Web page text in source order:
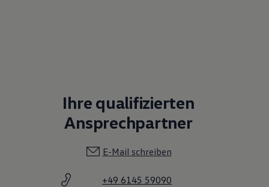
Ihre qualifizierten
Ansprechpartner
E-Mail schreiben
+49 6145 59090